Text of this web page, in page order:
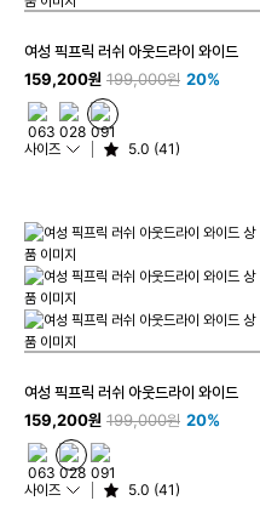
여성 픽프릭 러쉬 아웃드라이 와이드
159,200원 199,000원 20%
사이즈 5.0 (41)
여성 픽프릭 러쉬 아웃드라이 와이드
159,200원 199,000원 20%
사이즈 5.0 (41)